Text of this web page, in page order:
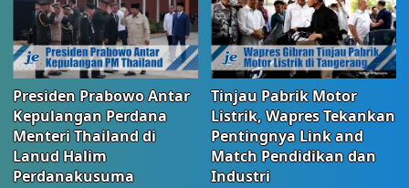
Presiden Prabowo Antar
Kepulangan Perdana
Menteri Thailand di
Lanud Halim
Perdanakusuma
Tinjau Pabrik Motor
Listrik, Wapres Tekankan
Pentingnya Link and
Match Pendidikan dan
Industri